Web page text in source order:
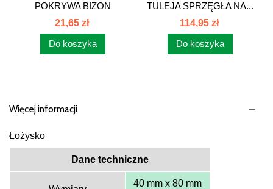
POKRYWA BIZON
5040200080...
21,65 zł
Do koszyka
TULEJA SPRZĘGŁA NA...
114,95 zł
Do koszyka
Więcej informacji
Łożysko
Dane techniczne
40 mm x 80 mm